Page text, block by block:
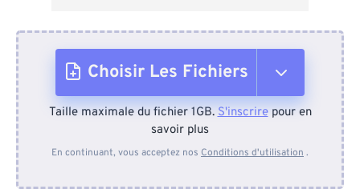
Choisir Les Fichiers
Depuis l'appareil
Taille maximale du fichier 1GB.S'inscrirepour en
savoir plus
En continuant, vous acceptez nos Conditions d'utilisation .